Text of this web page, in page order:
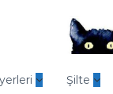
Şilte